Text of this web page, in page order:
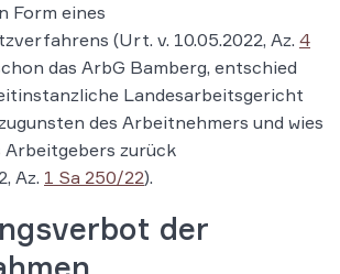
Form eines
(Urt. v. 10.05.2022, Az. 4
das ArbG Bamberg, entschied
Landesarbeitsgericht
des Arbeitnehmers und wies
Arbeitgebers zurück
Az. 1 Sa 250/22).
der